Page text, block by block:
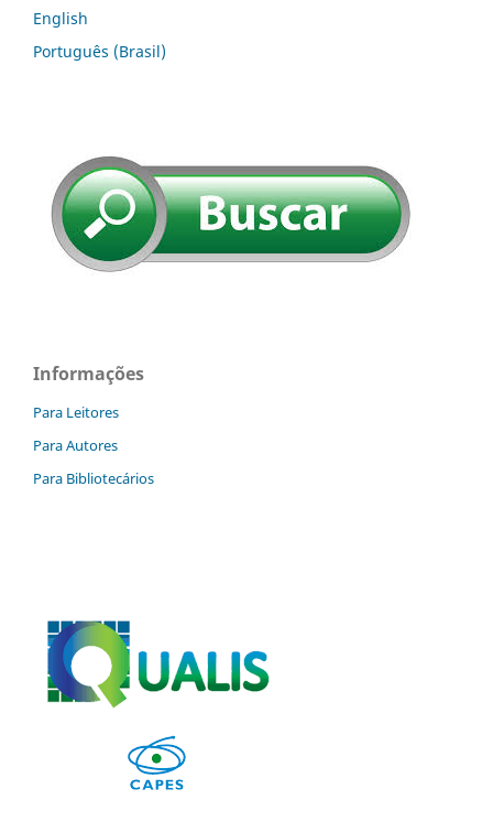
English
Português (Brasil)
Informações
Para Leitores
Para Autores
Para Bibliotecários